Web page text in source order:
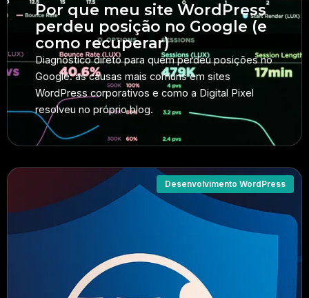
Por que meu site WordPress
perdeu posição no Google (e
como recuperar)
Diagnóstico direto para quem perdeu posições no
Google: as causas mais comuns em sites
WordPress corporativos e como a Digital Pixel
resolveu no próprio blog.
Desenvolvimento WordPress